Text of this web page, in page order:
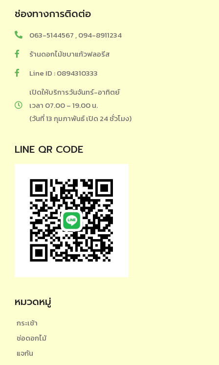
ช่องทางการติดต่อ
063-5144567 , 094-8911234
ร้านดอกไม้ชบาแก้วฟลอรีส
Line ID : 0894310333
เปิดให้บริการวันจันทร์-อาทิตย์
เวลา 07.00 – 19.00 น.
(วันที่ 13 กุมภาพันธ์ เปิด 24 ชั่วโมง)
LINE QR CODE
หมวดหมู่
กระเช้า
ช่อดอกไม้
แจกัน